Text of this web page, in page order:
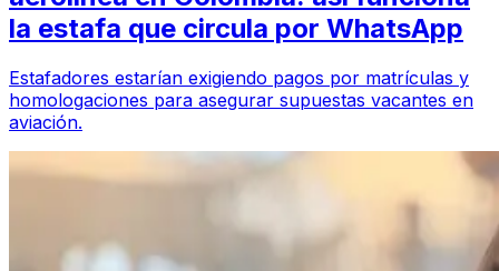
la estafa que circula por WhatsApp
Estafadores estarían exigiendo pagos por matrículas y
homologaciones para asegurar supuestas vacantes en
aviación.